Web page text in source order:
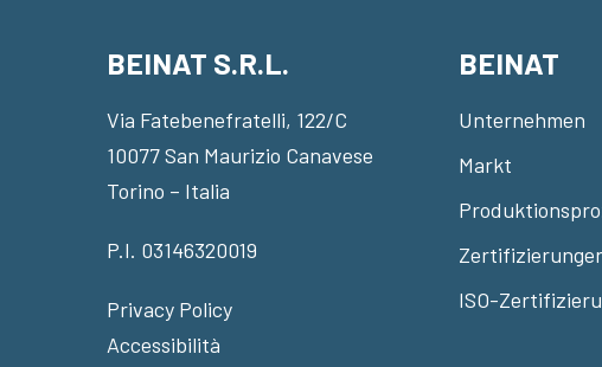
BEINAT S.R.L.
Via Fatebenefratelli, 122/C
10077 San Maurizio Canavese
Torino – Italia
P.I. 03146320019
Privacy Policy
Accessibilità
BEINAT
Unternehmen
Markt
ISO-